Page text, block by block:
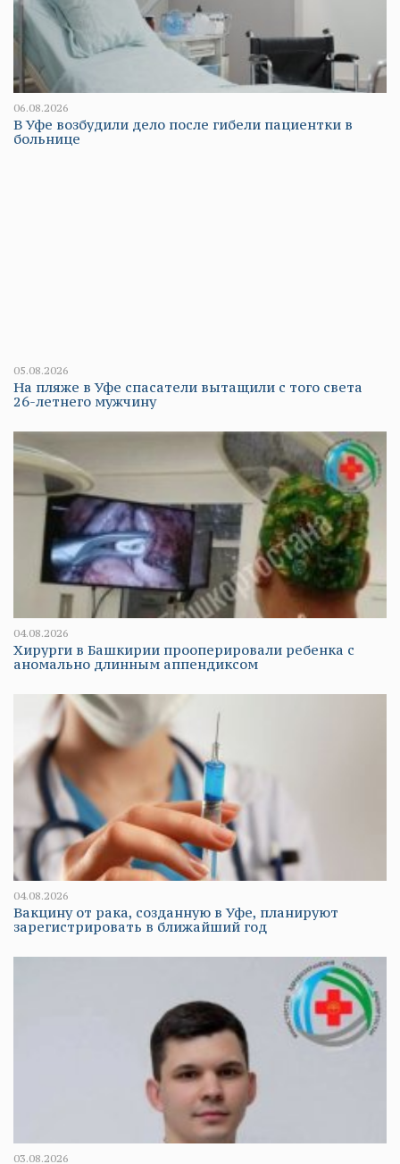
06.08.2026
В Уфе возбудили дело после гибели пациентки в
больнице
05.08.2026
На пляже в Уфе спасатели вытащили с того света
26-летнего мужчину
04.08.2026
Хирурги в Башкирии прооперировали ребенка с
аномально длинным аппендиксом
04.08.2026
Вакцину от рака, созданную в Уфе, планируют
зарегистрировать в ближайший год
03.08.2026